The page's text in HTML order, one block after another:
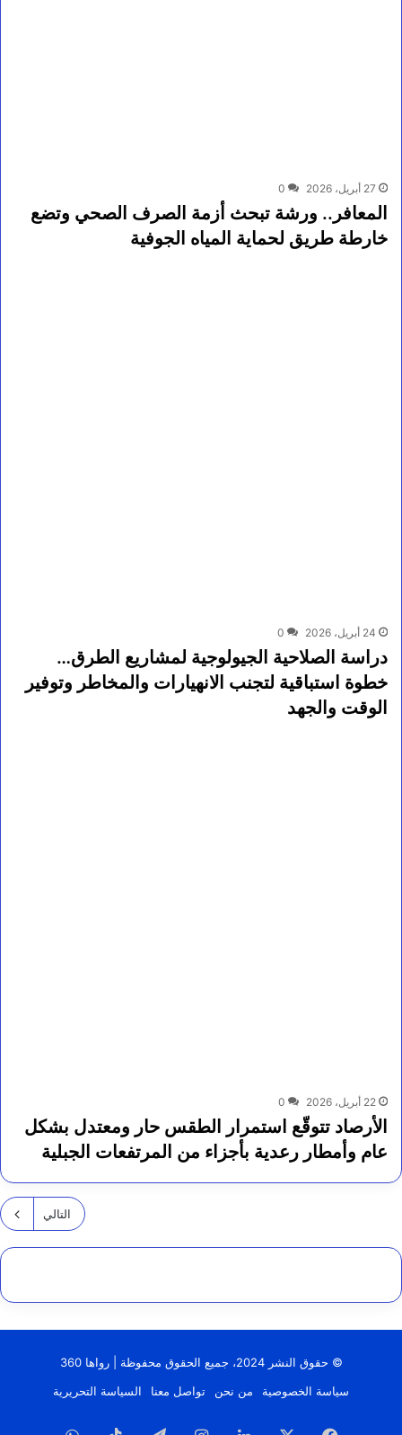
27 أبريل، 2026 0
المعافر.. ورشة تبحث أزمة الصرف الصحي وتضع
خارطة طريق لحماية المياه الجوفية
24 أبريل، 2026 0
دراسة الصلاحية الجيولوجية لمشاريع الطرق…
خطوة استباقية لتجنب الانهيارات والمخاطر وتوفير
الوقت والجهد
22 أبريل، 2026 0
الأرصاد تتوقّع استمرار الطقس حار ومعتدل بشكل
عام وأمطار رعدية بأجزاء من المرتفعات الجبلية
التالي
© حقوق النشر 2024، جميع الحقوق محفوظة | رواها 360
سياسة الخصوصية
من نحن تواصل معنا السياسة التحريرية